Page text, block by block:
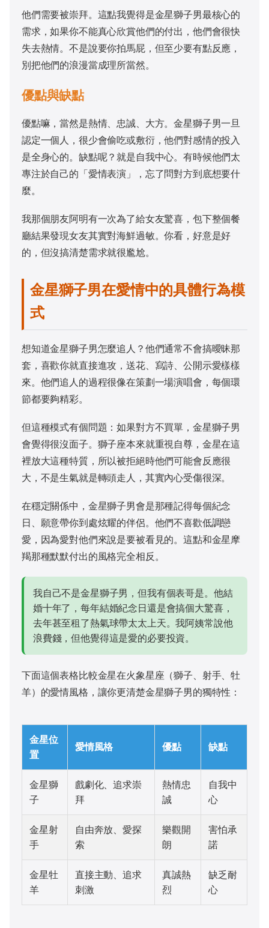
他們需要被崇拜。這點我覺得是金星獅子男最核心的
需求，如果你不能真心欣賞他們的付出，他們會很快
失去熱情。不是說要你拍馬屁，但至少要有點反應，
別把他們的浪漫當成理所當然。
優點與缺點
優點嘛，當然是熱情、忠誠、大方。金星獅子男一旦
認定一個人，很少會偷吃或敷衍，他們對感情的投入
是全身心的。缺點呢？就是自我中心。有時候他們太
專注於自己的「愛情表演」，忘了問對方到底想要什
麼。
我那個朋友阿明有一次為了給女友驚喜，包下整個餐
廳結果發現女友其實對海鮮過敏。你看，好意是好
的，但沒搞清楚需求就很尷尬。
金星獅子男在愛情中的具體行為模
式
想知道金星獅子男怎麼追人？他們通常不會搞曖昧那
套，喜歡你就直接進攻，送花、寫詩、公開示愛樣樣
來。他們追人的過程很像在策劃一場演唱會，每個環
節都要夠精彩。
但這種模式有個問題：如果對方不買單，金星獅子男
會覺得很沒面子。獅子座本來就重視自尊，金星在這
裡放大這種特質，所以被拒絕時他們可能會反應很
大，不是生氣就是轉頭走人，其實內心受傷很深。
在穩定關係中，金星獅子男會是那種記得每個紀念
日、願意帶你到處炫耀的伴侶。他們不喜歡低調戀
愛，因為愛對他們來說是要被看見的。這點和金星摩
羯那種默默付出的風格完全相反。
我自己不是金星獅子男，但我有個表哥是。他結
婚十年了，每年結婚紀念日還是會搞個大驚喜，
去年甚至租了熱氣球帶太太上天。我阿姨常說他
浪費錢，但他覺得這是愛的必要投資。
下面這個表格比較金星在火象星座（獅子、射手、牡
羊）的愛情風格，讓你更清楚金星獅子男的獨特性：
金星位
置
愛情風格 優點 缺點
金星獅
子
戲劇化、追求崇
拜
熱情忠
誠
自我中
心
金星射
手
自由奔放、愛探
索
樂觀開
朗
害怕承
諾
金星牡
羊
直接主動、追求
刺激
真誠熱
烈
缺乏耐
心